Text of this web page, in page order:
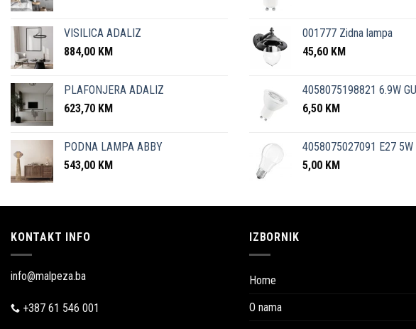
VISILICA ADALIZ
884,00 KM
PLAFONJERA ADALIZ
623,70 KM
PODNA LAMPA ABBY
543,00 KM
001777 Zidna lampa
45,60 KM
4058075198821 6.9W
6,50 KM
4058075027091 E27 5W
5,00 KM
KONTAKT INFO
info@malpeza.ba
+387 61 546 001
IZBORNIK
Home
O nama